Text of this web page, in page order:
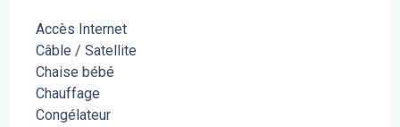
Accès Internet
Câble / Satellite
Chaise bébé
Chauffage
Congélateur